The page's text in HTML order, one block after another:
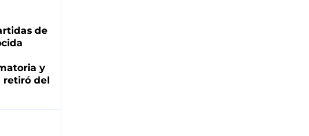
de
y
retiró del